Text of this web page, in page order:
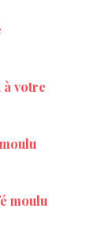
votre
moulu